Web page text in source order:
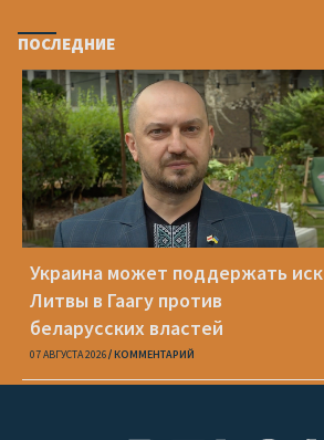
ПОСЛЕДНИЕ
Украина может поддержать иск
Литвы в Гаагу против
беларусских властей
07 АВГУСТА 2026 КОММЕНТАРИЙ